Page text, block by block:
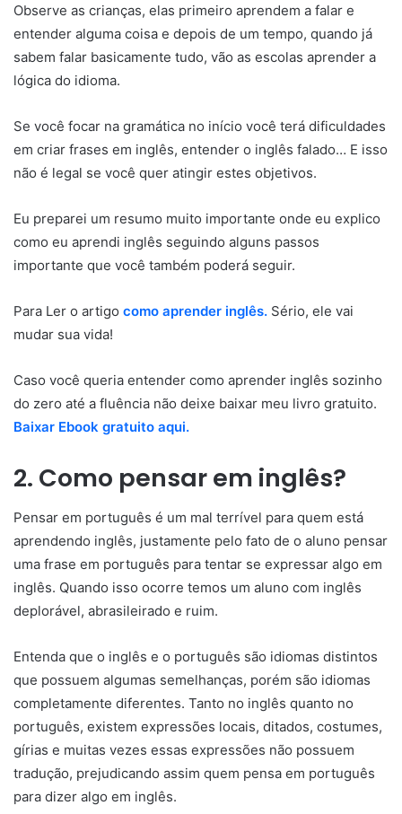
Observe as crianças, elas primeiro aprendem a falar e
entender alguma coisa e depois de um tempo, quando já
sabem falar basicamente tudo, vão as escolas aprender a
lógica do idioma.
Se você focar na gramática no início você terá dificuldades
em criar frases em inglês, entender o inglês falado… E isso
não é legal se você quer atingir estes objetivos.
Eu preparei um resumo muito importante onde eu explico
como eu aprendi inglês seguindo alguns passos
importante que você também poderá seguir.
Para Ler o artigo como aprender inglês. Sério, ele vai
mudar sua vida!
Caso você queria entender como aprender inglês sozinho
do zero até a fluência não deixe baixar meu livro gratuito.
Baixar Ebook gratuito aqui.
2. Como pensar em inglês?
Pensar em português é um mal terrível para quem está
aprendendo inglês, justamente pelo fato de o aluno pensar
uma frase em português para tentar se expressar algo em
inglês. Quando isso ocorre temos um aluno com inglês
deplorável, abrasileirado e ruim.
Entenda que o inglês e o português são idiomas distintos
que possuem algumas semelhanças, porém são idiomas
completamente diferentes. Tanto no inglês quanto no
português, existem expressões locais, ditados, costumes,
gírias e muitas vezes essas expressões não possuem
tradução, prejudicando assim quem pensa em português
para dizer algo em inglês.